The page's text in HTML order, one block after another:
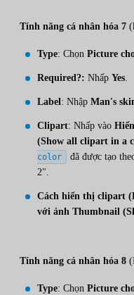
Tính năng cá nhân hóa 7
Type: Chọn Picture
Required?: Nhấp Yes.
Label: Nhập Man's
Clipart: Nhấp vào
(Show all clipart in a
color
đã được tạo
2".
Cách hiển thị clipart
với ảnh Thumbnail
Tính năng cá nhân hóa 8
Type: Chọn Picture